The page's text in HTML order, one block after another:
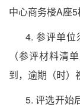
中心商务楼A座5
4. 参评单
（参评材料清
到，逾期（时）
5. 评选开始